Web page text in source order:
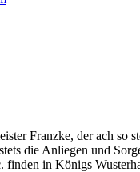
Franzke, der ach so
die Anliegen und
in Königs